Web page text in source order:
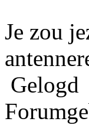
Je zou
Gelogd